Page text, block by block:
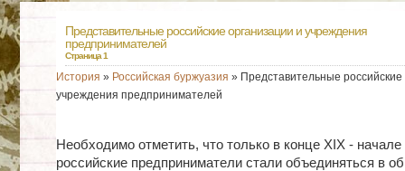
Представительные российские организации и учреждения
предпринимателей
Страница 1
История » Российская буржуазия » Представительные российские
учреждения предпринимателей
Необходимо отметить, что только в конце XIX - начале
российские предприниматели стали объединяться в